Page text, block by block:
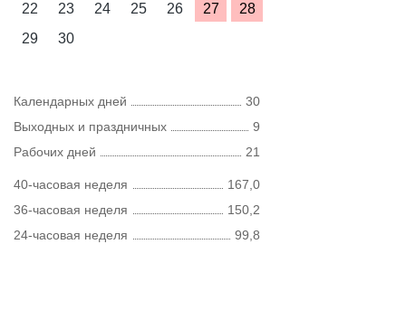
22
23 24 25 26 27
28
29
30
Календарных дней
30
Выходных и праздничных
9
Рабочих дней
21
40-часовая неделя
167,0
36-часовая неделя
150,2
24-часовая неделя
99,8